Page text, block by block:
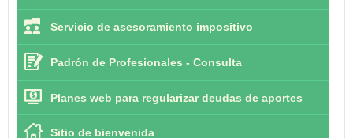
Servicio de asesoramiento impositivo
Padrón de Profesionales - Consulta
Planes web para regularizar deudas de aportes
Sitio de bienvenida